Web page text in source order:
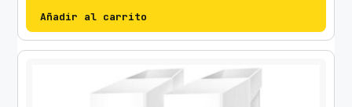
Añadir al carrito